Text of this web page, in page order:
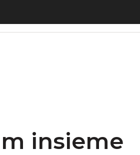
per portare sicurezza e
insieme